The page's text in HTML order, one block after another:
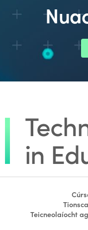
Teicneolaíocht